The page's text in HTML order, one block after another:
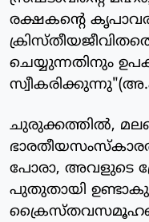
രക്ഷകന്റെ
ചെയ്യുന്നതിനും
ചുരുക്കത്തില്‍,
പോരാ, അവളുടെ
പുതുതായി